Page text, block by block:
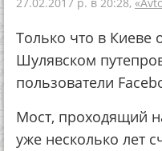
Только что в Киеве
Шулявском
пользователи
Мост, проходящий
уже несколько лет